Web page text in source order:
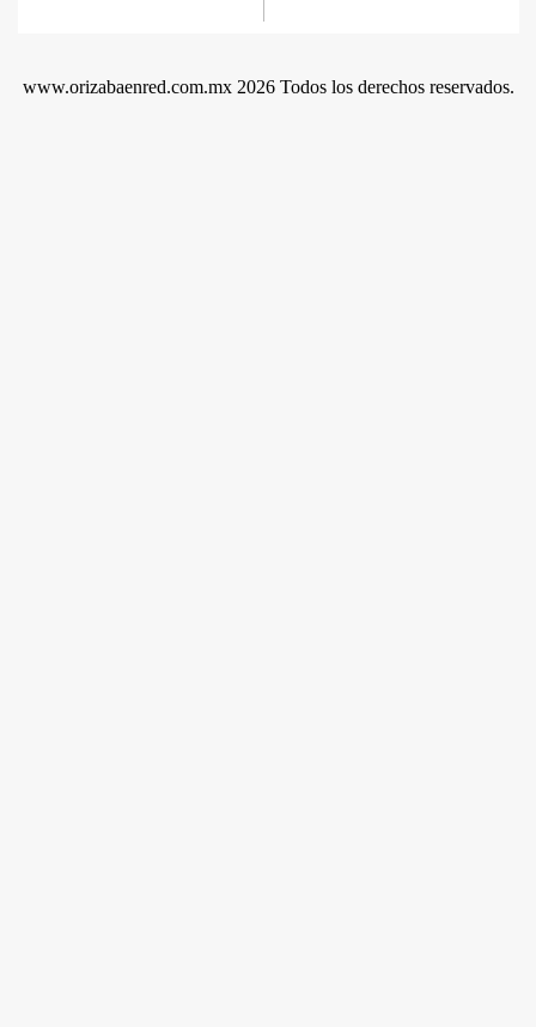
www.orizabaenred.com.mx 2026 Todos los derechos reservados.